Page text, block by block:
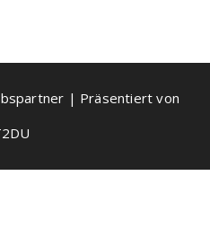
| Präsentiert von